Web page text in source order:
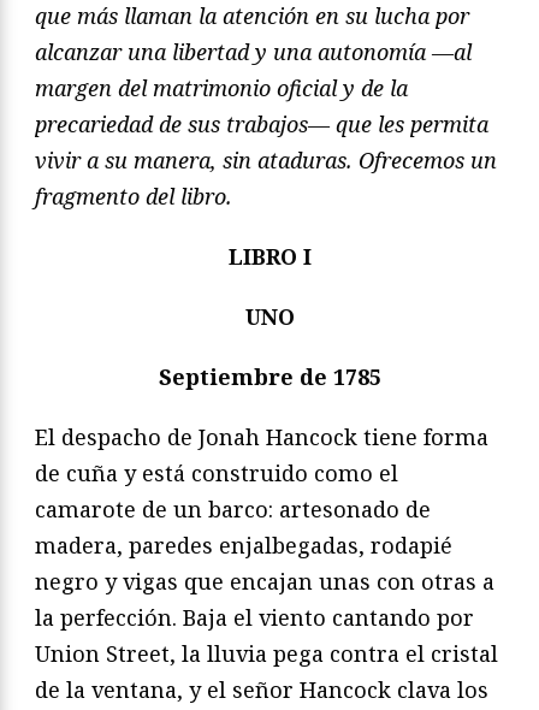
que más llaman la atención en su lucha por
alcanzar una libertad y una autonomía —al
margen del matrimonio oficial y de la
precariedad de sus trabajos— que les permita
vivir a su manera, sin ataduras. Ofrecemos un
fragmento del libro.
LIBRO I
UNO
Septiembre de 1785
El despacho de Jonah Hancock tiene forma
de cuña y está construido como el
camarote de un barco: artesonado de
madera, paredes enjalbegadas, rodapié
negro y vigas que encajan unas con otras a
la perfección. Baja el viento cantando por
Union Street, la lluvia pega contra el cristal
de la ventana, y el señor Hancock clava los